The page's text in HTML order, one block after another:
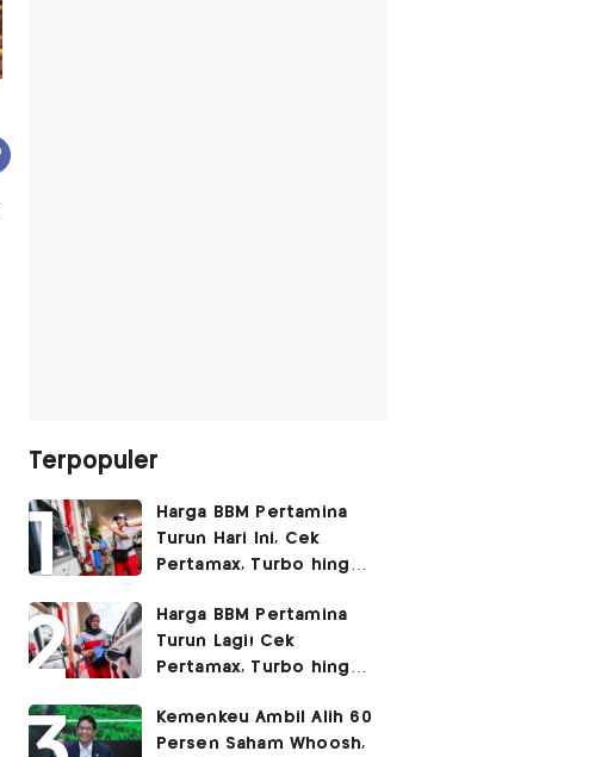
Terpopuler
Harga BBM Pertamina
Turun Hari Ini, Cek
Pertamax, Turbo hingga
2026
Harga BBM Pertamina
Turun Lagi! Cek
Pertamax, Turbo hingga
Agustus 2026
Kemenkeu Ambil Alih 60
Persen Saham Whoosh,